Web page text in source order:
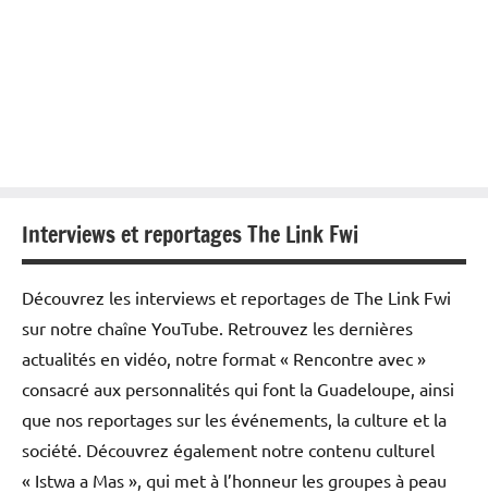
Interviews et reportages The Link Fwi
Découvrez les interviews et reportages de The Link Fwi
sur notre chaîne YouTube. Retrouvez les dernières
actualités en vidéo, notre format « Rencontre avec »
consacré aux personnalités qui font la Guadeloupe, ainsi
que nos reportages sur les événements, la culture et la
société. Découvrez également notre contenu culturel
« Istwa a Mas », qui met à l’honneur les groupes à peau